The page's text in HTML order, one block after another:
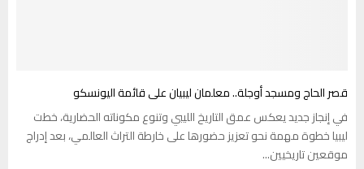
قصر الحاج ومسجد أوجلة.. معلمان ليبيان على قائمة اليونسكو
في إنجاز جديد يعكس عمق التاريخ الليبي وتنوع مكوناته الحضارية، خطت
ليبيا خطوة مهمة نحو تعزيز حضورها على خارطة التراث العالمي، بعد إدراج
موقعين تاريخيين...